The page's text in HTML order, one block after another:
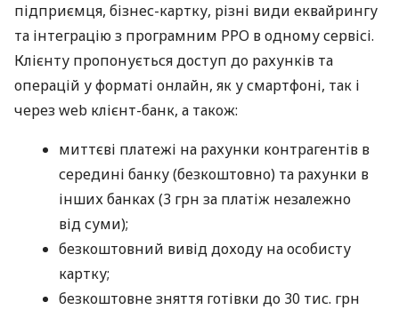
підприємця, бізнес-картку, різні види еквайрингу
та інтеграцію з програмним РРО в одному сервісі.
Клієнту пропонується доступ до рахунків та
операцій у форматі онлайн, як у смартфоні, так і
через web клієнт-банк, а також:
миттєві платежі на рахунки контрагентів в
середині банку (безкоштовно) та рахунки в
інших банках (3 грн за платіж незалежно
від суми);
безкоштовний вивід доходу на особисту
картку;
безкоштовне зняття готівки до 30 тис. грн